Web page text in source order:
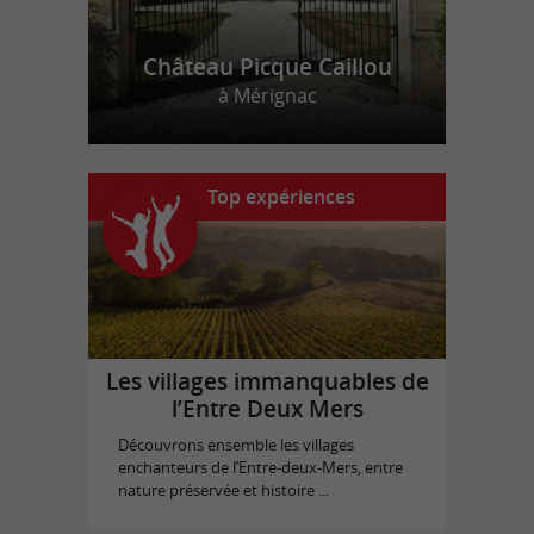
Château Picque Caillou
à Mérignac
Top expériences
Les villages immanquables de
l’Entre Deux Mers
Découvrons ensemble les villages
enchanteurs de l’Entre-deux-Mers, entre
nature préservée et histoire ...